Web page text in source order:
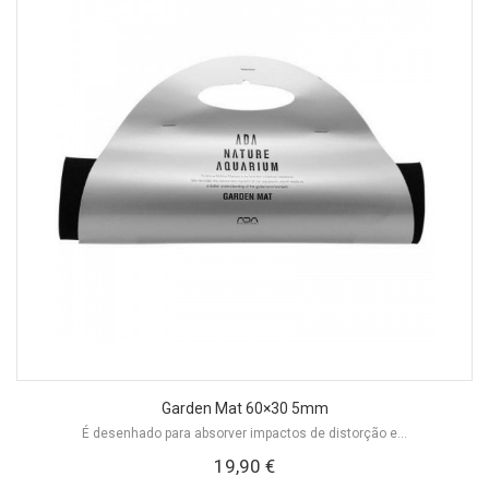
Garden Mat 60×30 5mm
É desenhado para absorver impactos de distorção e...
19,90 €